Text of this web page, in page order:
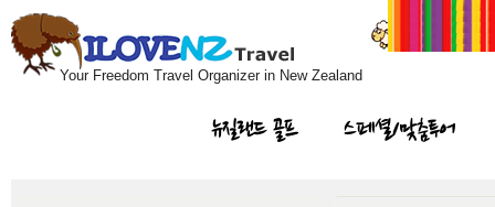
Your Freedom Travel Organizer in New Zealand
뉴질랜드 골프 스페셜/맞춤투어